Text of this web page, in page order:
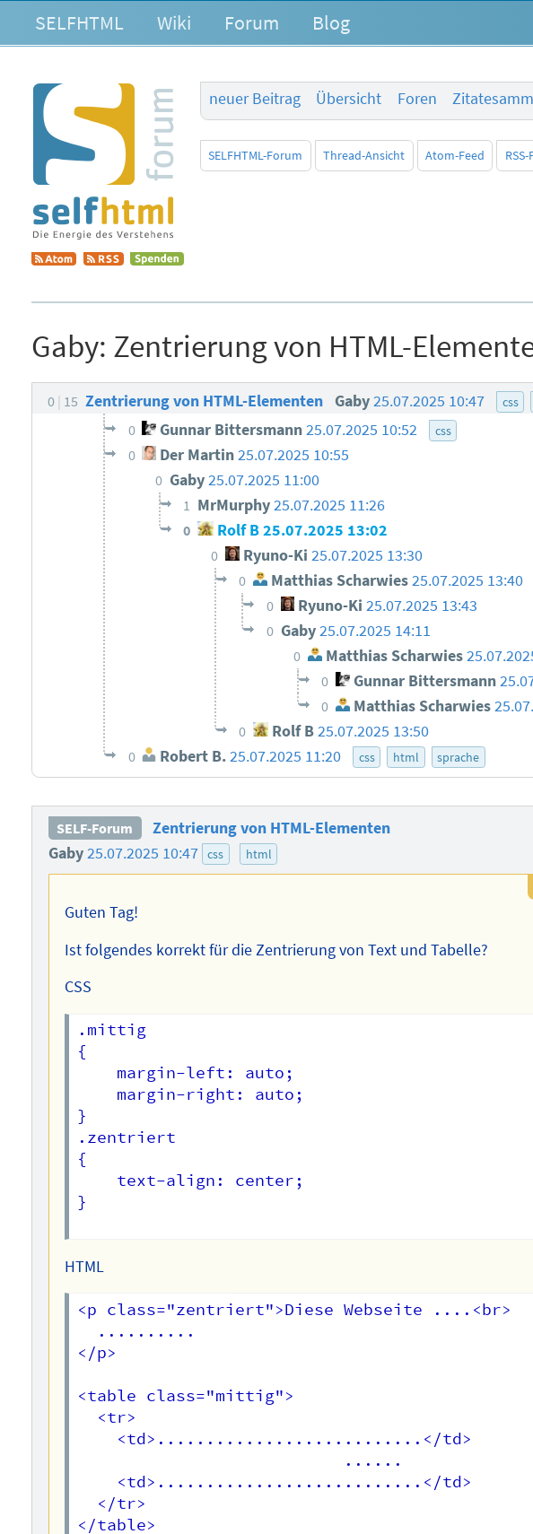
SELFHTML Wiki Forum Blog
neuer Beitrag
Übersicht Foren
SELFHTML-Forum Thread-Ansicht Atom-Feed
Gaby: Zentrierung von HTML-
0 15 Zentrierung von HTML-Elementen Gaby25.07.2025 10:47 css
0 Gunnar Bittersmann25.07.2025 10:52 css
0 Der Martin25.07.2025 10:55
0 Gaby25.07.2025 11:00
1 MrMurphy25.07.2025 11:26
0 Rolf B25.07.2025 13:02
0 Ryuno-Ki 25.07.2025 13:30
0 Matthias Scharwies 25.07.2025 13:40
0 Ryuno-Ki 25.07.2025 13:43
0 Gaby25.07.2025 14:11
0 Matthias Scharwies
0 Gunnar Bittersmann
0 Matthias Scharwies
0 Rolf B25.07.2025 13:50
0 Robert B.25.07.2025 11:20 css html sprache
SELF-Forum
Zentrierung von HTML-Elementen
Gaby25.07.2025 10:47 css html
Guten Tag!
Ist folgendes korrekt für die Zentrierung von Text und Tabelle?
CSS
.mittig
{
    margin-left: auto;
    margin-right: auto;
}
.zentriert
{
    text-align: center;
}
HTML
<p class="zentriert">Diese Webseite ....<br>
  ..........
</p>
<table class="mittig">
  <tr>
    <td>...........................</td>
                           ......
    <td>...........................</td>
  </tr>